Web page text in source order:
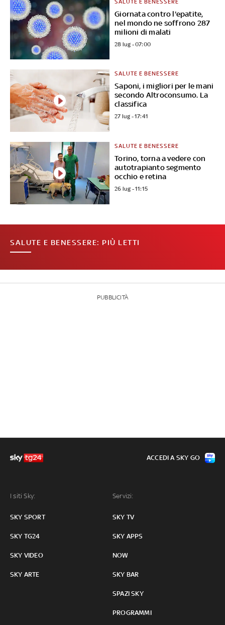
Giornata contro l'epatite,
nel mondo ne soffrono 287
milioni di malati
28 lug - 07:00
Saponi, i migliori per le mani
secondo Altroconsumo. La
classifica
SALUTE E BENESSERE
27 lug - 17:41
Torino, torna a vedere con
autotrapianto segmento
occhio e retina
SALUTE E BENESSERE
26 lug - 11:15
SALUTE E BENESSERE: PIÙ LETTI
PUBBLICITÀ
I siti Sky:
SKY SPORT
SKY TG24
SKY VIDEO
SKY ARTE
Servizi:
SKY TV
SKY APPS
NOW
SKY BAR
SPAZI SKY
PROGRAMMI
ACCEDI A SKY GO